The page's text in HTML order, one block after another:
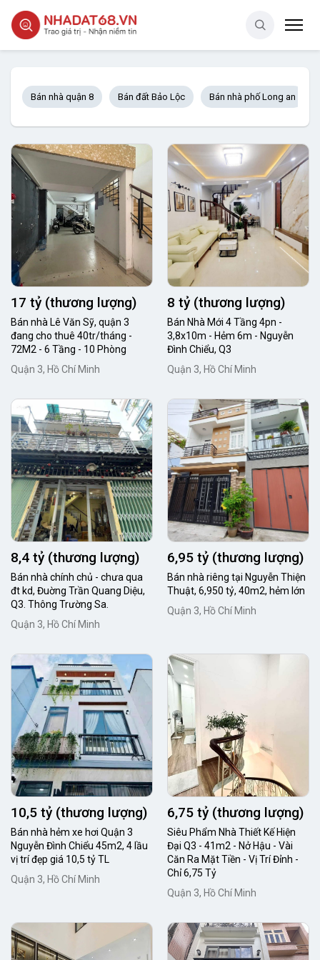
Bán nhà quận 8 Bán đất Bảo Lộc Bán nhà phố Long an
17 tỷ (thương lượng)
Bán nhà Lê Văn Sỹ, quận 3
đang cho thuê 40tr/tháng -
72M2 - 6 Tầng - 10 Phòng
Quận 3, Hồ Chí Minh
8 tỷ (thương lượng)
Bán Nhà Mới 4 Tầng 4pn -
3,8x10m - Hẻm 6m - Nguyễn
Đình Chiểu, Q3
Quận 3, Hồ Chí Minh
8,4 tỷ (thương lượng)
Bán nhà chính chủ - chưa qua
đt kd, Đuờng Trần Quang Diệu,
Q3. Thông Trường Sa.
Quận 3, Hồ Chí Minh
6,95 tỷ (thương lượng)
Bán nhà riêng tại Nguyễn Thiện
Thuật, 6,950 tỷ, 40m2, hẻm lớn
Quận 3, Hồ Chí Minh
10,5 tỷ (thương lượng)
Bán nhà hẻm xe hơi Quận 3
Nguyễn Đình Chiểu 45m2, 4 lầu
vị trí đẹp giá 10,5 tỷ TL
Quận 3, Hồ Chí Minh
6,75 tỷ (thương lượng)
Siêu Phẩm Nhà Thiết Kế Hiện
Đại Q3 - 41m2 - Nở Hậu - Vài
Căn Ra Mặt Tiền - Vị Trí Đỉnh -
Chỉ 6,75 Tỷ
Quận 3, Hồ Chí Minh